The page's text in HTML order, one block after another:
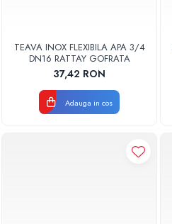
TEAVA INOX FLEXIBILA APA 3/4
DN16 RATTAY GOFRATA
37,42 RON
Adauga in cos